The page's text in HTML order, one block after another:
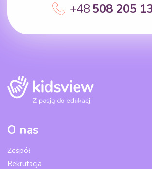
+48 508 205
O nas
Zespół
Rekrutacja